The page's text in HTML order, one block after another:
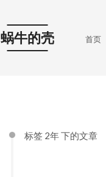
蜗牛的壳 首页
标签 2年 下的文章